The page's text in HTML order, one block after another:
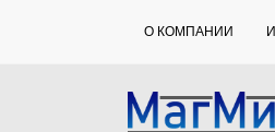
О КОМПАНИИ